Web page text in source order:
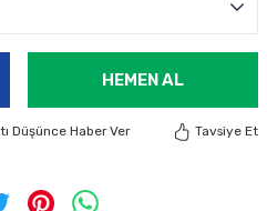
HEMEN AL
Düşünce Haber Ver Tavsiye Et